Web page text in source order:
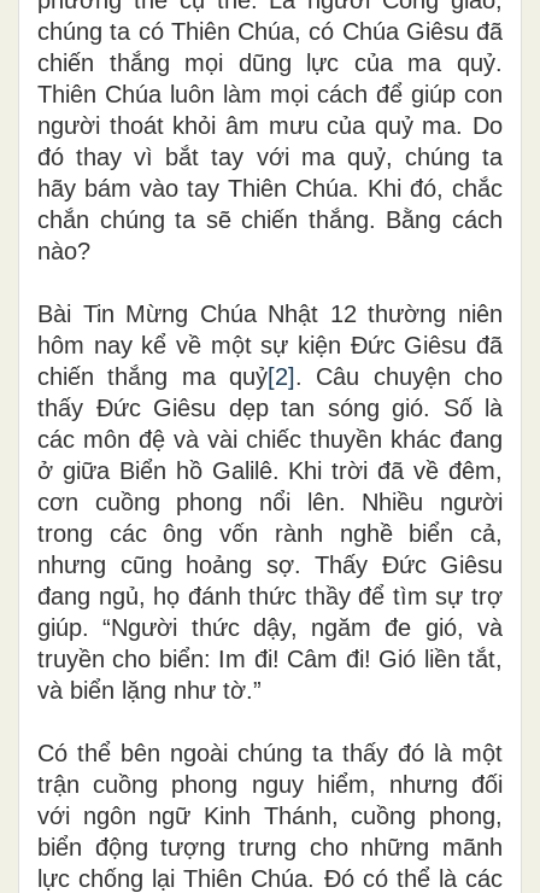
chúng ta có Thiên Chúa, có Chúa Giêsu đã
chiến thắng mọi dũng lực của ma quỷ.
Thiên Chúa luôn làm mọi cách để giúp con
người thoát khỏi âm mưu của quỷ ma. Do
đó thay vì bắt tay với ma quỷ, chúng ta
hãy bám vào tay Thiên Chúa. Khi đó, chắc
chắn chúng ta sẽ chiến thắng. Bằng cách
nào?
Bài Tin Mừng Chúa Nhật 12 thường niên
hôm nay kể về một sự kiện Đức Giêsu đã
chiến thắng ma quỷ[2]. Câu chuyện cho
thấy Đức Giêsu dẹp tan sóng gió. Số là
các môn đệ và vài chiếc thuyền khác đang
ở giữa Biển hồ Galilê. Khi trời đã về đêm,
cơn cuồng phong nổi lên. Nhiều người
trong các ông vốn rành nghề biển cả,
nhưng cũng hoảng sợ. Thấy Đức Giêsu
đang ngủ, họ đánh thức thầy để tìm sự trợ
giúp. “Người thức dậy, ngăm đe gió, và
truyền cho biển: Im đi! Câm đi! Gió liền tắt,
và biển lặng như tờ.”
Có thể bên ngoài chúng ta thấy đó là một
trận cuồng phong nguy hiểm, nhưng đối
với ngôn ngữ Kinh Thánh, cuồng phong,
biển động tượng trưng cho những mãnh
lực chống lại Thiên Chúa. Đó có thể là các